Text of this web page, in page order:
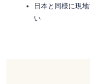
日本と同様に現
い